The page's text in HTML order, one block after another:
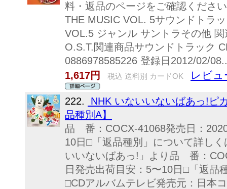
料・返品のページをご確認くださ
THE MUSIC VOL. 5サウンドトラ
VOL.5 ジャンル サントラその他
O.S.T.関連商品サウンドトラック
0886978585226 登録日2012/02/
1,617円
税込 送料別 カードOK レビュ
222.
NHK いないいないばあっ!ピ
品種別A】
品 番：COCX-41068発売日：
10日□「返品種別」について詳し
いいないばあっ!」より品 番：
日発売出荷目安：5〜10日□「返品
□CDアルバムテレビ発売元：日本